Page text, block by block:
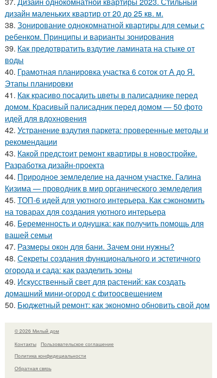
дизайн маленьких квартир от 20 до 25 кв. м.
38. Зонирование однокомнатной квартиры для семьи с
ребенком. Принципы и варианты зонирования
39. Как предотвратить вздутие ламината на стыке от
воды
40. Грамотная планировка участка 6 соток от А до Я.
Этапы планировки
41. Как красиво посадить цветы в палисаднике перед
домом. Красивый палисадник перед домом — 50 фото
идей для вдохновения
42. Устранение вздутия паркета: проверенные методы и
рекомендации
43. Какой предстоит ремонт квартиры в новостройке.
Разработка дизайн-проекта
44. Природное земледелие на дачном участке. Галина
Кизима — проводник в мир органического земледелия
45. ТОП-6 идей для уютного интерьера. Как сэкономить
на товарах для создания уютного интерьера
46. Беременность и однушка: как получить помощь для
вашей семьи
47. Размеры окон для бани. Зачем они нужны?
48. Секреты создания функционального и эстетичного
огорода и сада: как разделить зоны
49. Искусственный свет для растений: как создать
домашний мини-огород с фитоосвещением
50. Бюджетный ремонт: как экономно обновить свой дом
© 2026 Милый дом
Контакты
Пользовательское соглашение
Политика конфидециальности
Обратная связь